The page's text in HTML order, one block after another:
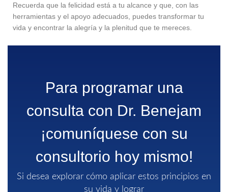
Recuerda que la felicidad está a tu alcance y que, con las
herramientas y el apoyo adecuados, puedes transformar tu
vida y encontrar la alegría y la plenitud que te mereces.
Para programar una
consulta con Dr. Benejam
¡comuníquese con su
consultorio hoy mismo!
Si desea explorar cómo aplicar estos principios en
su vida y lograr